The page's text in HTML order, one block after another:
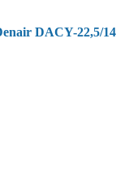
DACY-22,5/14